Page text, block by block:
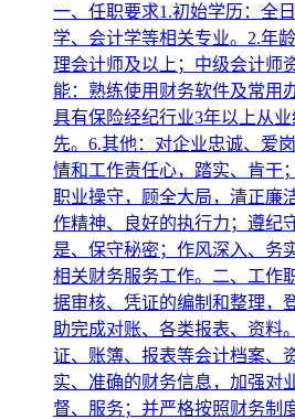
一、任职要求1.初始学历：全
学、会计学等相关专业。2.年
理会计师及以上；中级会计师
能：熟练使用财务软件及常用
具有保险经纪行业3年以上从
先。6.其他：对企业忠诚、爱
情和工作责任心，踏实、肯干
职业操守，顾全大局，清正廉
作精神、良好的执行力；遵纪
是、保守秘密；作风深入、务
相关财务服务工作。二、工作
据审核、凭证的编制和整理，
助完成对账、各类报表、资料
证、账簿、报表等会计档案、
实、准确的财务信息，加强对
督、服务；并严格按照财务制